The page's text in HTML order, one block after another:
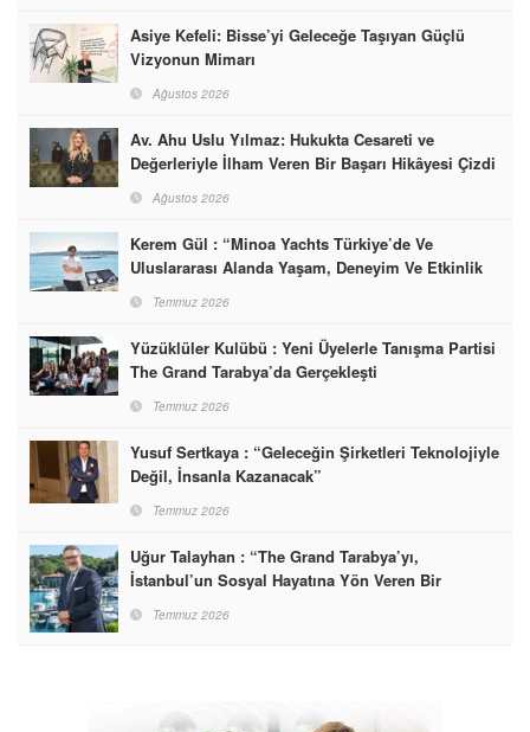
Asiye Kefeli: Bisse’yi Geleceğe Taşıyan Güçlü
Vizyonun Mimarı
Ağustos 2026
Av. Ahu Uslu Yılmaz: Hukukta Cesareti ve
Değerleriyle İlham Veren Bir Başarı Hikâyesi Çizdi
Ağustos 2026
Kerem Gül : “Minoa Yachts Türkiye’de Ve
Uluslararası Alanda Yaşam, Deneyim Ve Etkinlik
Markası Olacak”
Temmuz 2026
Yüzüklüler Kulübü : Yeni Üyelerle Tanışma Partisi
The Grand Tarabya’da Gerçekleşti
Temmuz 2026
Yusuf Sertkaya : “Geleceğin Şirketleri Teknolojiyle
Değil, İnsanla Kazanacak”
Temmuz 2026
Uğur Talayhan : “The Grand Tarabya’yı,
İstanbul’un Sosyal Hayatına Yön Veren Bir
Destinasyon Haline Getirmeyi Hedefliyorum”
Temmuz 2026